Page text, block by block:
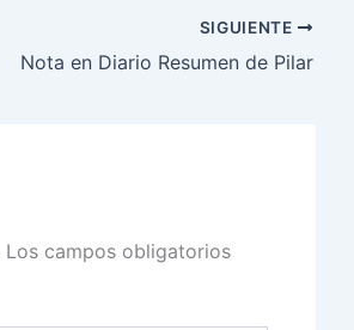
SIGUIENTE
Nota en Diario Resumen de Pilar
Los campos obligatorios